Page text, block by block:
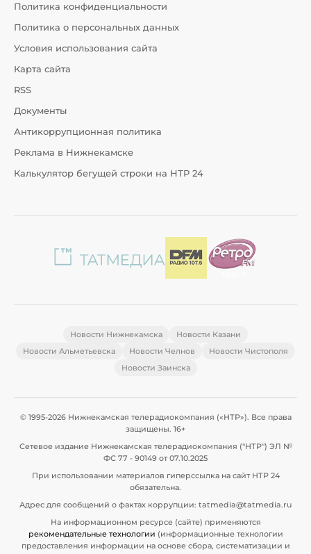
Политика конфиденциальности
Политика о персональных данных
Условия использования сайта
Карта сайта
RSS
Документы
Антикоррупционная политика
Реклама в Нижнекамске
Калькулятор бегущей строки на НТР 24
Новости Нижнекамска
Новости Казани
Новости Альметьевска
Новости Челнов
Новости Чистополя
Новости Заинска
© 1995-2026 Нижнекамская телерадиокомпания («НТР»). Все права
защищены. 16+
Сетевое издание Нижнекамская телерадиокомпания ("НТР") ЭЛ №
ФС 77 - 90149 от 07.10.2025
При использовании материалов гиперссылка на сайт НТР 24
обязательна.
Адрес для сообщений о фактах коррупции: tatmedia@tatmedia.ru
На информационном ресурсе (сайте) применяются
рекомендательные технологии (информационные технологии
предоставления информации на основе сбора, систематизации и